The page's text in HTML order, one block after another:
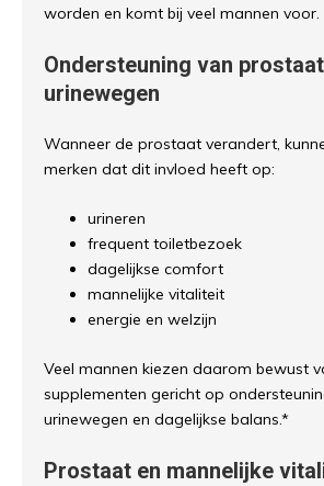
worden en komt bij veel mannen voor.
Ondersteuning van
urinewegen
Wanneer de prostaat verandert,
merken dat dit invloed heeft op:
urineren
frequent toiletbezoek
dagelijkse comfort
mannelijke vitaliteit
energie en welzijn
Veel mannen kiezen daarom bewust
supplementen gericht op
urinewegen en dagelijkse balans.*
Prostaat en mannelijke